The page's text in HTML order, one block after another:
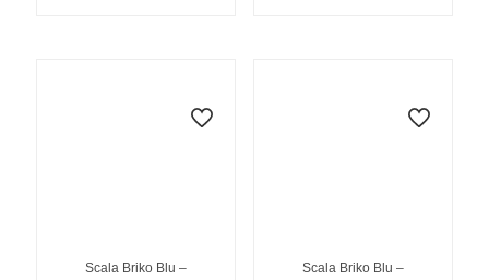
Scala Briko Blu –
Scala Briko Blu –